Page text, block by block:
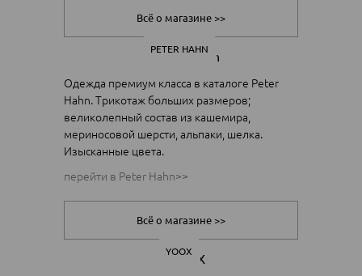
Всё о магазине >>
PETER HAHN
Одежда премиум класса в каталоге Peter
Hahn. Трикотаж больших размеров;
великолепный состав из кашемира,
мериносовой шерсти, альпаки, шелка.
Изысканные цвета.
перейти в Peter Hahn>>
Всё о магазине >>
YOOX